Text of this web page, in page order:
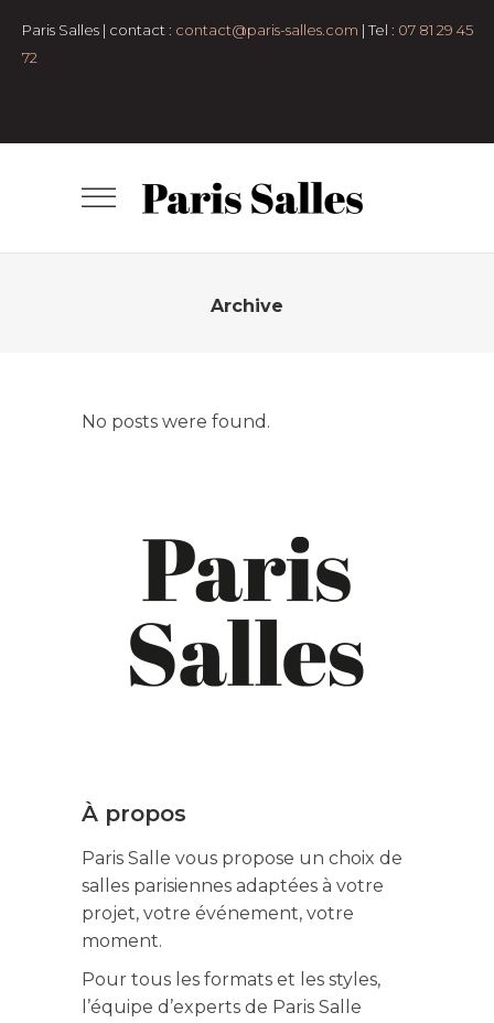
Paris Salles | contact : contact@paris-salles.com | Tel : 07 81 29 45
72
Archive
No posts were found.
À propos
Paris Salle vous propose un choix de
salles parisiennes adaptées à votre
projet, votre événement, votre
moment.
Pour tous les formats et les styles,
l’équipe d’experts de Paris Salle